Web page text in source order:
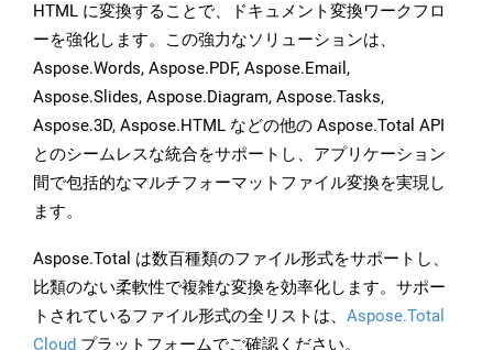
HTML に変換することで、ドキュメント変換ワークフロ
ーを強化します。この強力なソリューションは、
Aspose.Words, Aspose.PDF, Aspose.Email,
Aspose.Slides, Aspose.Diagram, Aspose.Tasks,
Aspose.3D, Aspose.HTML などの他の Aspose.Total API
とのシームレスな統合をサポートし、アプリケーション
間で包括的なマルチフォーマットファイル変換を実現し
ます。
Aspose.Total は数百種類のファイル形式をサポートし、
比類のない柔軟性で複雑な変換を効率化します。サポー
トされているファイル形式の全リストは、 Aspose.Total
Cloud プラットフォームでご確認ください。